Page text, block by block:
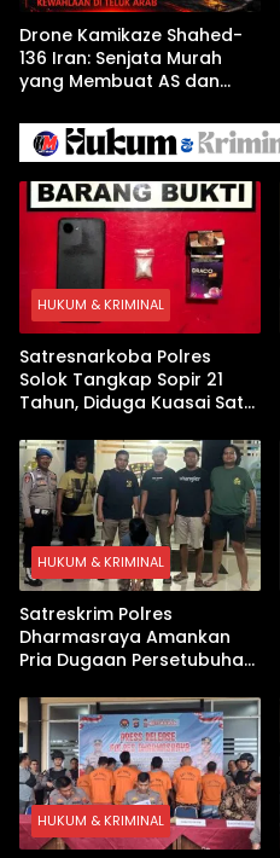
Drone Kamikaze Shahed-
136 Iran: Senjata Murah
yang Membuat AS dan
Arab
HUKUM & KRIMINAL
Satresnarkoba Polres
Solok Tangkap Sopir 21
Tahun, Diduga Kuasai Satu
HUKUM & KRIMINAL
Satreskrim Polres
Dharmasraya Amankan
Pria Dugaan Persetubuhan
HUKUM & KRIMINAL